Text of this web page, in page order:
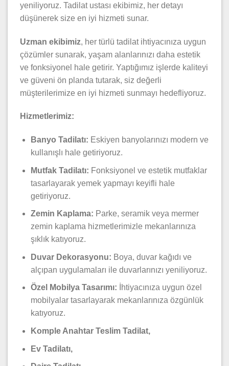
yeniliyoruz. Tadilat ustası ekibimiz, her detayı
düşünerek size en iyi hizmeti sunar.
Uzman ekibimiz, her türlü tadilat ihtiyacınıza uygun
çözümler sunarak, yaşam alanlarınızı daha estetik
ve fonksiyonel hale getirir. Yaptığımız işlerde kaliteyi
ve güveni ön planda tutarak, siz değerli
müşterilerimize en iyi hizmeti sunmayı hedefliyoruz.
Hizmetlerimiz:
Banyo Tadilatı: Eskiyen banyolarınızı modern ve
kullanışlı hale getiriyoruz.
Mutfak Tadilatı: Fonksiyonel ve estetik mutfaklar
tasarlayarak yemek yapmayı keyifli hale
getiriyoruz.
Zemin Kaplama: Parke, seramik veya mermer
zemin kaplama hizmetlerimizle mekanlarınıza
şıklık katıyoruz.
Duvar Dekorasyonu: Boya, duvar kağıdı ve
alçıpan uygulamaları ile duvarlarınızı yeniliyoruz.
Özel Mobilya Tasarımı: İhtiyacınıza uygun özel
mobilyalar tasarlayarak mekanlarınıza özgünlük
katıyoruz.
Komple Anahtar Teslim Tadilat,
Ev Tadilatı,